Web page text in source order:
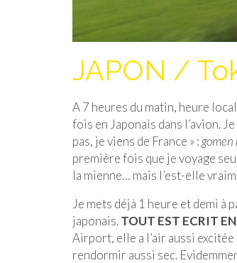
JAPON /
A 7 heures du matin, heure
fois en Japonais dans l’avion.
pas, je viens de France » :
première fois que je voyage
la mienne… mais l’est-elle
Je mets déjà 1 heure et demi à
japonais.TOUT EST ECRIT
Airport, elle a l’air aussi
rendormir aussi sec.